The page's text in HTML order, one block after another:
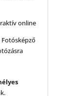
online
Fotósképző